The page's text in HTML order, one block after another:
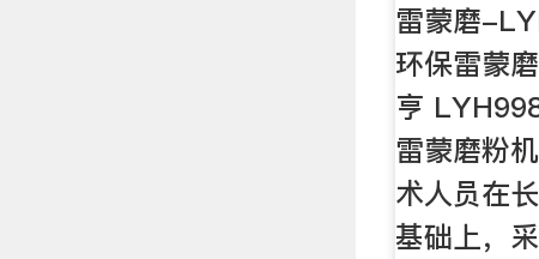
雷蒙磨-
环保雷蒙
亨
雷蒙磨粉
术人员在
基础上，